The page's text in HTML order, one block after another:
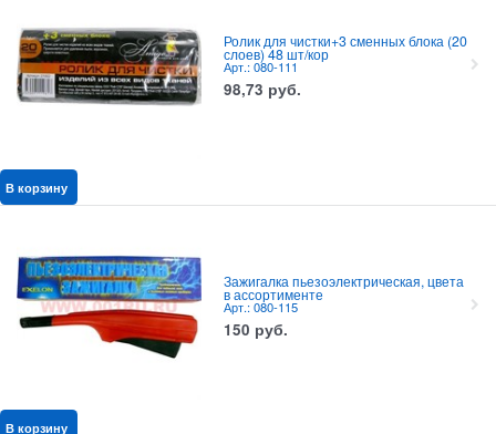
Ролик для чистки+3 сменных блока (20
слоев) 48 шт/кор
Арт.: 080-111
98,73 руб.
В корзину
Зажигалка пьезоэлектрическая, цвета
в ассортименте
Арт.: 080-115
150 руб.
В корзину